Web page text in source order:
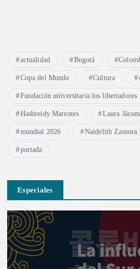
actualidad Bogotá
Copa del Mundo Cultura
Fundación universitaria los libertadores
Hasbreidy Marentes Laura
mundial 2026 Naidelith Zamora
portada
Especiales